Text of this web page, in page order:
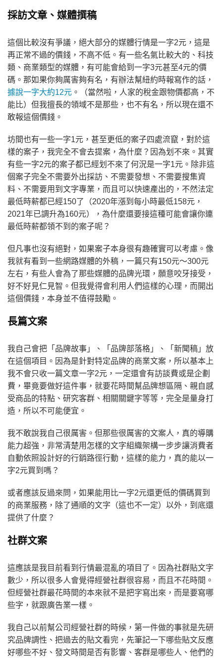
採訪文章、媒體撰稿
這個比較沒有爭議，絕大部分的媒體行情是一字2元，這是
再正常不過的價錢，不高不低。有一些名氣比較大的、科技
類、商業類型的媒體，有可能會給到一字3元甚至4元的價
碼。那如果你夠厲害夠有名，有辦法幫紐約時報寫作的話，
據說一字大約12元 。（當然啦，人家的稅金跟物價都高，不
能比）但我擅長的領域不是那些，也不有名，所以現在還不
敢報這個價錢。
坊間也有一些一字1元，甚至更低的案子四處流竄，對於這
樣的案子，我完全不會去提案，為什麼？因為划不來。其實
有些一字2元的案子都已經划不來了何況是一字1元。除非這
個案子完全不需要外出採訪、不需要發想、不需要搜集資
料、不需要用到文字專業，而且可以快速產出的，不然法定
最低時薪都已經150了（2020年漲到每小時最低158元，
2021年已調升為160元），為什麼還要接這種可能會讓你連
最低時薪都領不到的案子呢？
但凡事也沒有絕對，如果案子本身很有趣確實可以考慮。像
我就有看到一些網路媒體的外稿，一篇只有150元～300元
左右，有些人會為了那些媒體的品牌光環，願意咬牙接受，
好不好見仁見智。但我覺得會利用人們這樣的心理，而開出
這個價錢，本身並不值得鼓勵。
長篇文案
我自己會把「品牌故事」、「品牌部落格」、「新聞稿」放
在這個項目。因為是針對特定品牌的商業文案，所以基本上
我不會只收一篇文章一字2元，一定還會有訪談費或是企劃
費，畢竟要做好這件事，就要花時間幫品牌想區隔、親自感
受商品的特點、研究客群、相關關鍵字等等，完全是量身打
造，所以不可能便宜。
我不敢說我自己很厲害。但那些很厲害的文案人，真的導購
能力超強，非常清楚用怎樣的文字組織架構一步步讓消費者
自動依照設計好的行銷路徑行動，這樣的能力，真的能以一
字2元買到嗎？
或者應該反過來問，如果能用比一字2元還更低的價碼買到
的商業服務，除了通順的文字（這也不一定）以外，到底還
提供了什麼？
社群文案
這應該是我目前看到行情最混亂的項目了。因為社群貼文字
數少，所以很多人會覺得經營社群很容易，而且不花時間。
但經營社群最花時間的本來就不是把字寫出來，而是要寫哪
些字，就跟廣告業一樣。
我自己以前幫公司經營社群的時候，第一件做的事就是先研
究品牌調性、把過去的貼文看完，先筆記一下哪些貼文反應
好哪些不好、發文時間是否有影響、客群是哪些人、他們的